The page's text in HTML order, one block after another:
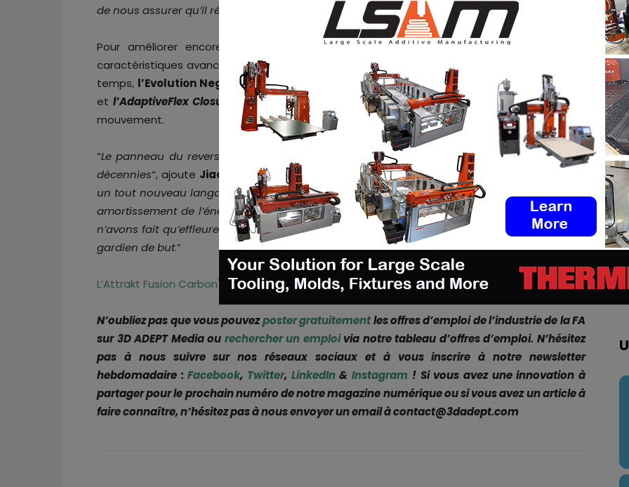
de nous assurer qu’il répond aux normes professionnelles “.
Pour améliorer encore les performances,Reuscha associé cette innovation à des
caractéristiques avancées telles que
le Fusion Grip Latex
pour une adhérence par tous les
temps, l’Evolution Negative Cutpour une coupe seconde peau et un contrôle de la balle,
et l’AdaptiveFlex Closure System
, qui offre à la fois la stabilité du poignet et la liberté de
mouvement.
“Le panneau du revers est traditionnellement fabriqué avec du latex plastique depuis des
décennies“, ajoute Jiaqi Ren . “Le treillis imprimé en 3D (grille structurelle) a donné au gant
un tout nouveau langage de conception, sans sacrifier la performance. Il offre un meilleur
amortissement de l’énergie pour aider à protéger le dos de la main, et je pense que nous
n’avons fait qu’effleurer la surface de ce que cette technologie peut apporter aux gants de
gardien de but.”
L’Attrakt Fusion Carbon® 3Dest déjà disponible dans le monde entier.
N’oubliez pas que vous pouvezposter gratuitementles offres d’emploi de l’industrie de la FA
sur 3D ADEPT Media ou rechercher un emploivia notre tableau d’offres d’emploi. N’hésitez
pas à nous suivre sur nos réseaux sociaux et à vous inscrire à notre newsletter
hebdomadaire :Facebook, Twitter, LinkedIn&Instagram ! Si vous avez une innovation à
partager pour le prochain numéro de notre magazine numérique ou si vous avez un article à
faire connaître, n’hésitez pas à nous envoyer un email à contact@3dadept.com